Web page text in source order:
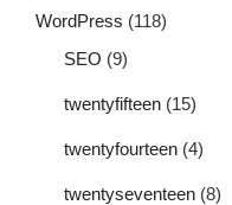
WordPress (118)
SEO (9)
twentyfifteen (15)
twentyfourteen (4)
twentyseventeen (8)